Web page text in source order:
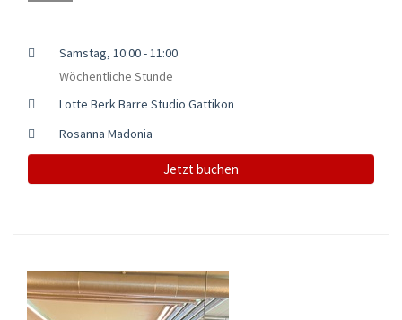
Samstag, 10:00 - 11:00
Wöchentliche Stunde
Lotte Berk Barre Studio Gattikon
Rosanna Madonia
Jetzt buchen